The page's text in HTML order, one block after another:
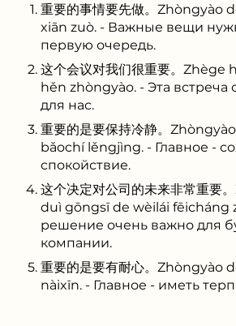
重要的事情要先做。Zhòngyào
xiān zuò. - Важные вещи
первую очередь.
这个会议对我们很重要。
hěn zhòngyào. - Эта встреча
для нас.
重要的是要保持冷静。
bǎochí lěngjìng. - Главное -
спокойствие.
这个决定对公司的未来非常重要
duì gōngsī de wèilái fēicháng
решение очень важно для
компании.
重要的是要有耐心。Zhòngyào
nàixīn. - Главное - иметь